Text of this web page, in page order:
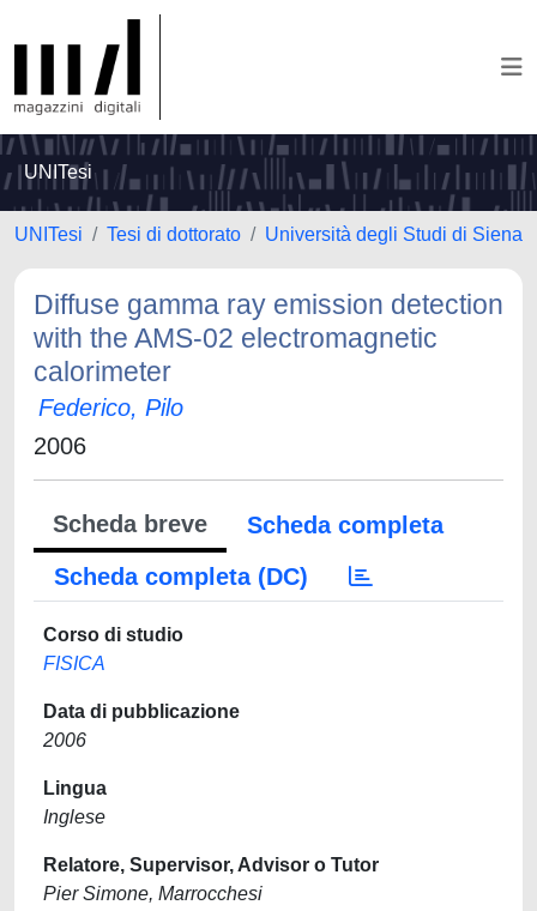
UNITesi
UNITesi Tesi di dottorato Università degli Studi di Siena
Diffuse gamma ray emission detection
with the AMS-02 electromagnetic
calorimeter
Federico, Pilo
2006
Scheda breve
Scheda completa
Scheda completa (DC)
Corso di studio
FISICA
Data di pubblicazione
2006
Lingua
Inglese
Relatore, Supervisor, Advisor o Tutor
Pier Simone, Marrocchesi